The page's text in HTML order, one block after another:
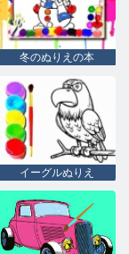
冬のぬりえの本
イーグルぬりえ